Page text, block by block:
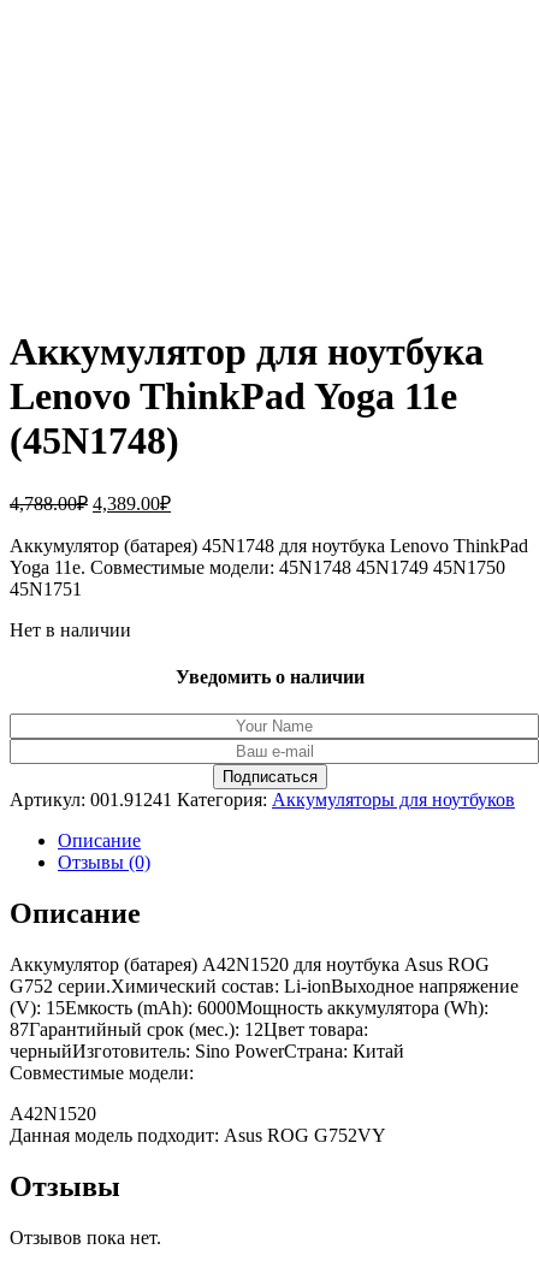
Аккумулятор для ноутбука
Lenovo ThinkPad Yoga 11e
(45N1748)
4,788.00₽ Первоначальная
составляла
4,788.00₽.
4,389.00₽Текущая
4,389.00₽.
Аккумулятор (батарея) 45N1748 для ноутбука Lenovo ThinkPad
Yoga 11e. Совместимые модели: 45N1748 45N1749 45N1750
45N1751
Нет в наличии
Уведомить о наличии
Артикул: 001.91241 Категория: Аккумуляторы для ноутбуков
Описание
Отзывы (0)
Описание
Аккумулятор (батарея) A42N1520 для ноутбука Asus ROG
G752 серии.Химический состав: Li-ionВыходное напряжение
(V): 15Емкость (mAh): 6000Мощность аккумулятора (Wh):
87Гарантийный срок (мес.): 12Цвет товара:
черныйИзготовитель: Sino PowerСтрана: Китай
Совместимые модели:
A42N1520
Данная модель подходит: Asus ROG G752VY
Отзывы
Отзывов пока нет.